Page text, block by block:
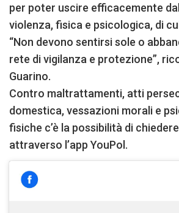
per poter uscire efficacemente
violenza, fisica e psicologica, di
“Non devono sentirsi sole o
rete di vigilanza e protezione”,
Guarino.
Contro maltrattamenti, atti
domestica, vessazioni morali e
fisiche c’è la possibilità di
attraverso l’app YouPol.